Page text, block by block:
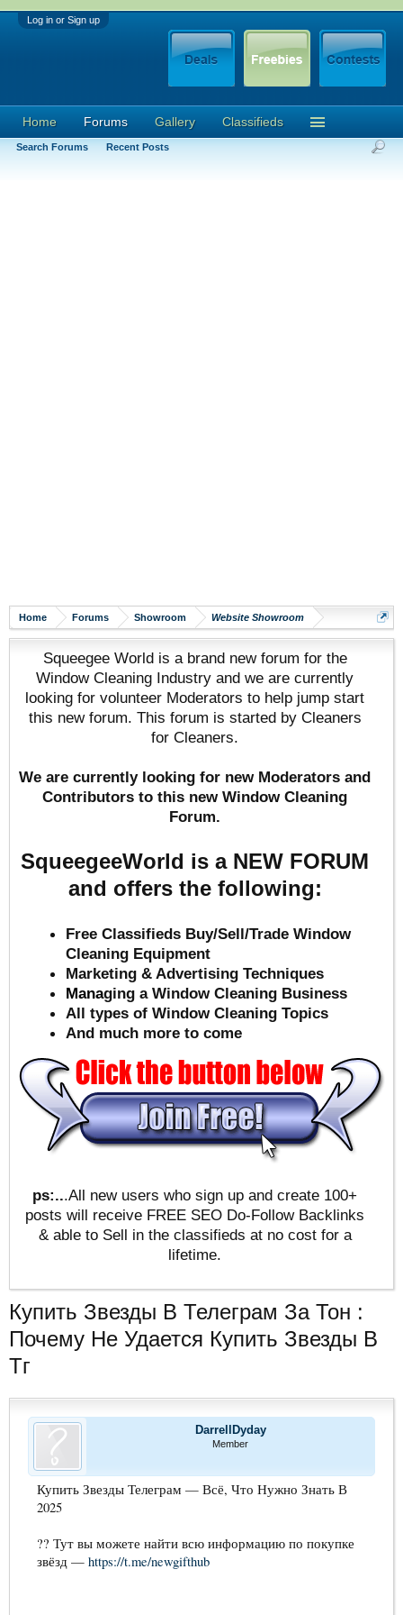
Log in or Sign up
Home Forums Showroom Website Showroom
Squeegee World is a brand new forum for the
Window Cleaning Industry and we are currently
looking for volunteer Moderators to help jump start
this new forum. This forum is started by Cleaners
for Cleaners.
We are currently looking for new Moderators and
Contributors to this new Window Cleaning
Forum.
SqueegeeWorld is a NEW FORUM
and offers the following:
Free Classifieds Buy/Sell/Trade Window
Cleaning Equipment
Marketing & Advertising Techniques
Managing a Window Cleaning Business
All types of Window Cleaning Topics
And much more to come
ps:...All new users who sign up and create 100+
posts will receive FREE SEO Do-Follow Backlinks
& able to Sell in the classifieds at no cost for a
lifetime.
Купить Звезды В Телеграм За Тон :
Почему Не Удается Купить Звезды В
Тг
DarrellDyday
Member
Купить Звезды Телеграм — Всё, Что Нужно Знать В
2025
?? Тут вы можете найти всю информацию по покупке
звёзд — https://t.me/newgifthub
Home Forums
Search Forums Recent Posts
Gallery Classifieds